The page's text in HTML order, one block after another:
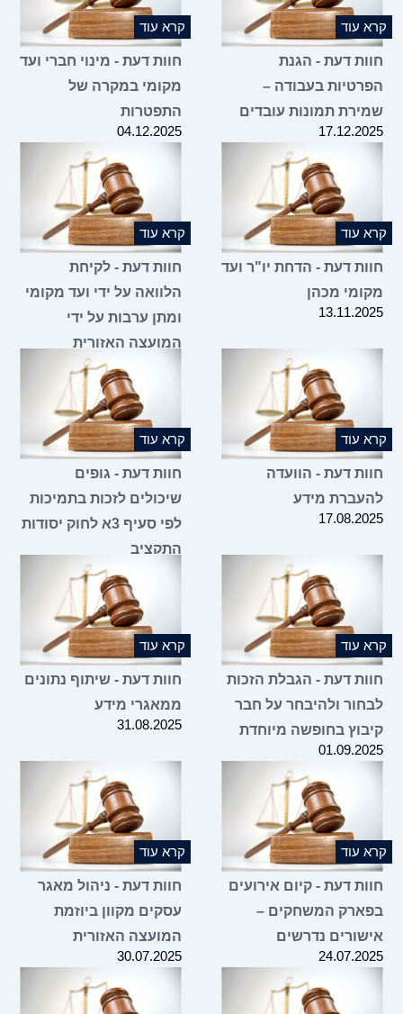
קרא עוד
חוות דעת - הגנת
הפרטיות בעבודה –
שמירת תמונות עובדים
17.12.2025
קרא עוד
חוות דעת - מינוי חברי ועד
מקומי במקרה של
התפטרות
04.12.2025
קרא עוד
חוות דעת - הדחת יו"ר ועד
מקומי מכהן
13.11.2025
קרא עוד
חוות דעת - לקיחת
הלוואה על ידי ועד מקומי
ומתן ערבות על ידי
המועצה האזורית
קרא עוד
חוות דעת - הוועדה
להעברת מידע
17.08.2025
קרא עוד
חוות דעת - גופים
שיכולים לזכות בתמיכות
לפי סעיף 3א לחוק יסודות
התקציב
קרא עוד
חוות דעת - הגבלת הזכות
לבחור ולהיבחר על חבר
קיבוץ בחופשה מיוחדת
01.09.2025
קרא עוד
חוות דעת - שיתוף נתונים
ממאגרי מידע
31.08.2025
קרא עוד
חוות דעת - קיום אירועים
בפארק המשחקים –
אישורים נדרשים
24.07.2025
קרא עוד
חוות דעת - ניהול מאגר
עסקים מקוון ביוזמת
המועצה האזורית
30.07.2025